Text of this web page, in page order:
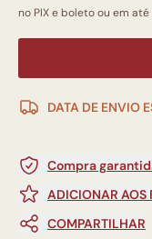
no PIX e boleto ou em até
DATA DE ENVIO
Compra
ADICIONAR AOS
COMPARTILHAR